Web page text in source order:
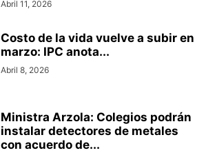
Abril 11, 2026
Costo de la vida vuelve a subir en
marzo: IPC anota...
Abril 8, 2026
Ministra Arzola: Colegios podrán
instalar detectores de metales
con acuerdo de...